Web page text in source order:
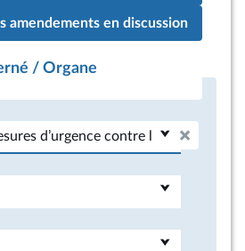
amendements en discussion
/ Organe